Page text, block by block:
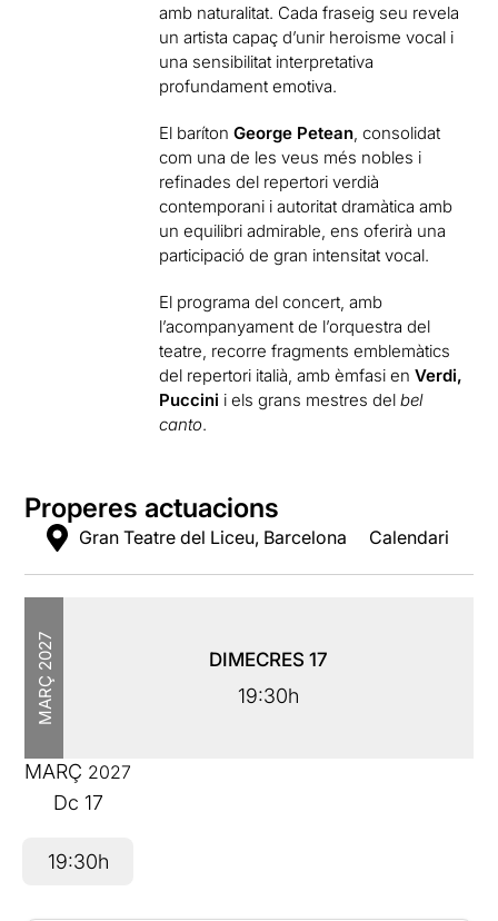
amb naturalitat. Cada fraseig seu revela
un artista capaç d’unir heroisme vocal i
una sensibilitat interpretativa
profundament emotiva.
El barítonGeorge Petean, consolidat
com una de les veus més nobles i
refinades del repertori verdià
contemporani i autoritat dramàtica amb
un equilibri admirable, ens oferirà una
participació de gran intensitat vocal.
El programa del concert, amb
l’acompanyament de l’orquestra del
teatre, recorre fragments emblemàtics
del repertori italià, amb èmfasi enVerdi,
Puccini i els grans mestres delbel
canto.
Properes actuacions
Gran Teatre del Liceu, Barcelona Calendari
MARÇ
2027 DIMECRES 17
19:30h
MARÇ 2027
Dc 17
19:30h